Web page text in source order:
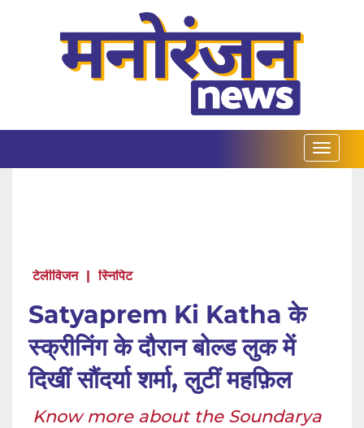
टेलीविजन | स्निपिट
Satyaprem Ki Katha के
स्क्रीनिंग के दौरान बोल्ड लुक में
दिखीं सौंदर्या शर्मा, लुटीं महफ़िल
Know more about the Soundarya